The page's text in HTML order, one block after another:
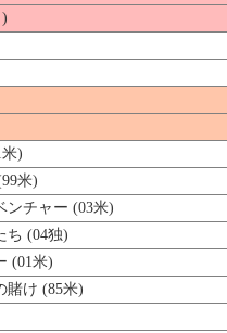
)
米)
ンチャー (03米)
ち (04独)
(01米)
け (85米)